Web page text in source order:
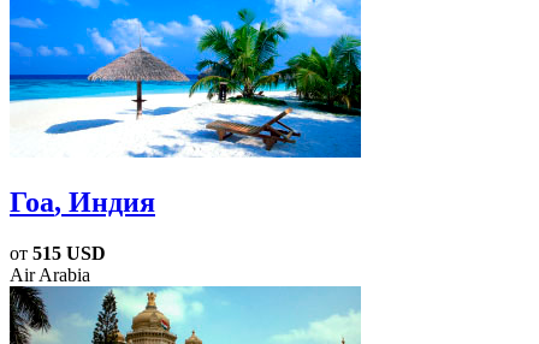
Гоа, Индия
от 515 USD
Air Arabia